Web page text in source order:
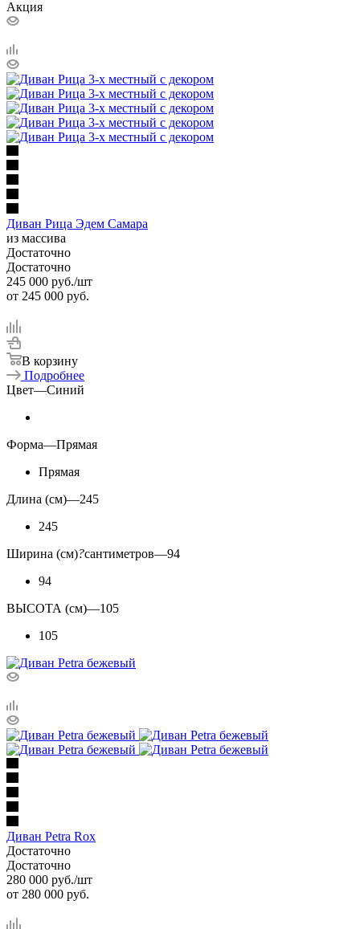
Акция
Диван Рица Эдем Самара
из массива
Достаточно
Достаточно
245 000 руб./шт
от 245 000 руб.
В корзину
Подробнее
Цвет—Синий
Форма—Прямая
Прямая
Длина (см)—245
245
Ширина (см)?сантиметров—94
94
ВЫСОТА (см)—105
105
Диван Petra Rox
Достаточно
Достаточно
280 000 руб./шт
от 280 000 руб.